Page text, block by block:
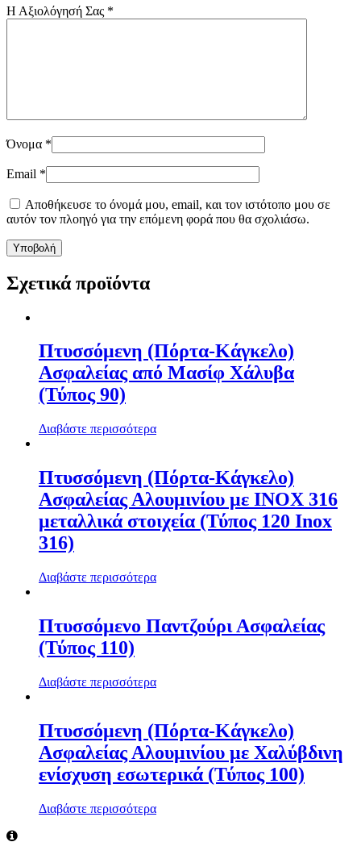
Η Αξιολόγησή Σας *
Όνομα *
Email *
Αποθήκευσε το όνομά μου, email, και τον ιστότοπο μου σε
αυτόν τον πλοηγό για την επόμενη φορά που θα σχολιάσω.
Σχετικά προϊόντα
Πτυσσόμενη (Πόρτα-Κάγκελο)
Ασφαλείας από Μασίφ Χάλυβα
(Τύπος 90)
Διαβάστε περισσότερα
Πτυσσόμενη (Πόρτα-Κάγκελο)
Ασφαλείας Αλουμινίου με INOX 316
μεταλλικά στοιχεία (Τύπος 120 Inox
316)
Διαβάστε περισσότερα
Πτυσσόμενο Παντζούρι Ασφαλείας
(Τύπος 110)
Διαβάστε περισσότερα
Πτυσσόμενη (Πόρτα-Κάγκελο)
Ασφαλείας Αλουμινίου με Χαλύβδινη
ενίσχυση εσωτερικά (Τύπος 100)
Διαβάστε περισσότερα